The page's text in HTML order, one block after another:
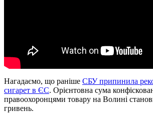
Нагадаємо, що раніше СБУ припинила
сигарет в ЄС. Орієнтовна сума
правоохоронцями товару на Волині
гривень.